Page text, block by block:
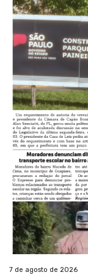
7 de agosto de 2026